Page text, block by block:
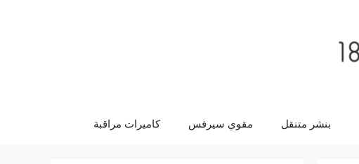
بنشر متنقل مقوي سيرفس كاميرات مراقبة